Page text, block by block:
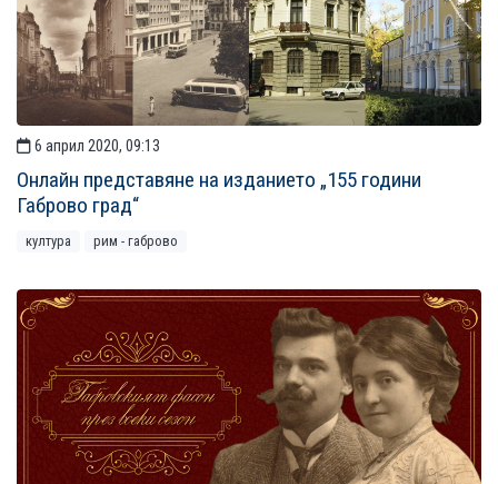
6 април 2020, 09:13
Онлайн представяне на изданието „155 години
Габрово град“
култура рим - габрово